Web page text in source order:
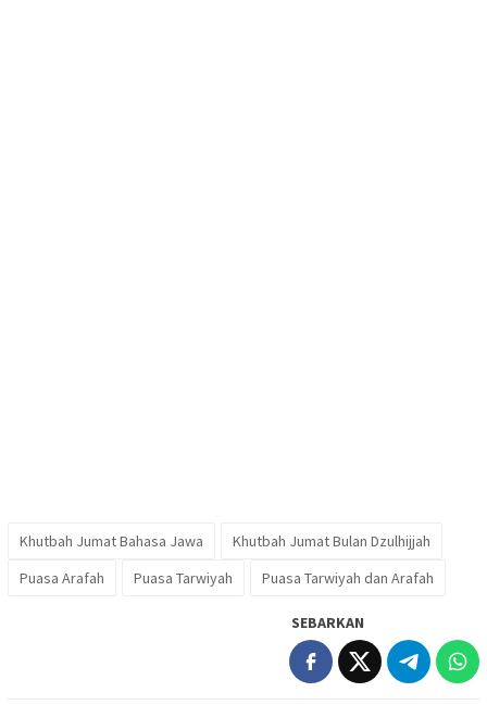
Khutbah Jumat Bahasa Jawa
Khutbah Jumat Bulan Dzulhijjah
Puasa Arafah
Puasa Tarwiyah Puasa Tarwiyah dan Arafah
SEBARKAN